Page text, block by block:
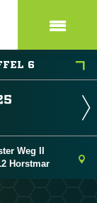
6
Weg II
Horstmar